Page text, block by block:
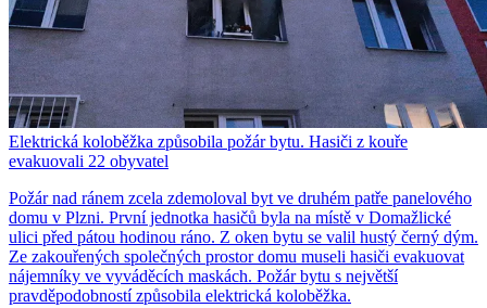
Elektrická koloběžka způsobila požár bytu. Hasiči z kouře
evakuovali 22 obyvatel
Požár nad ránem zcela zdemoloval byt ve druhém patře panelového
domu v Plzni. První jednotka hasičů byla na místě v Domažlické
ulici před pátou hodinou ráno. Z oken bytu se valil hustý černý dým.
Ze zakouřených společných prostor domu museli hasiči evakuovat
nájemníky ve vyváděcích maskách. Požár bytu s největší
pravděpodobností způsobila elektrická koloběžka.